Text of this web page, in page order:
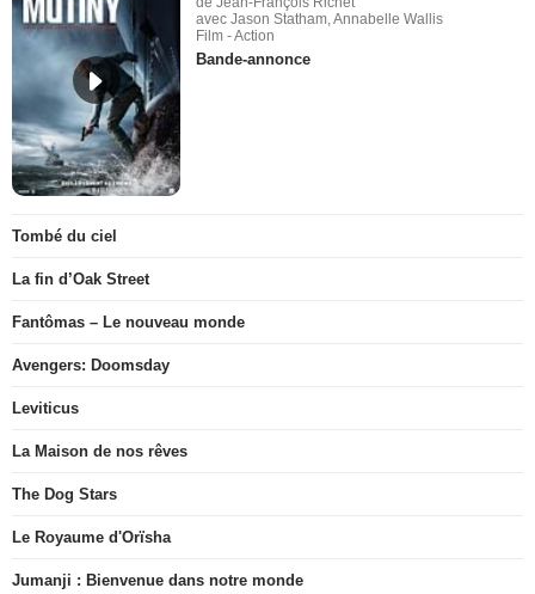
avec Jason Statham, Annabelle Wallis
Film - Action
Bande-annonce
Tombé du ciel
La fin d’Oak Street
Fantômas – Le nouveau monde
Avengers: Doomsday
Leviticus
La Maison de nos rêves
The Dog Stars
Le Royaume d'Orïsha
Jumanji : Bienvenue dans notre monde